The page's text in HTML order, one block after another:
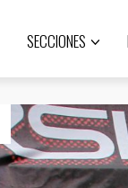
SECCIONES